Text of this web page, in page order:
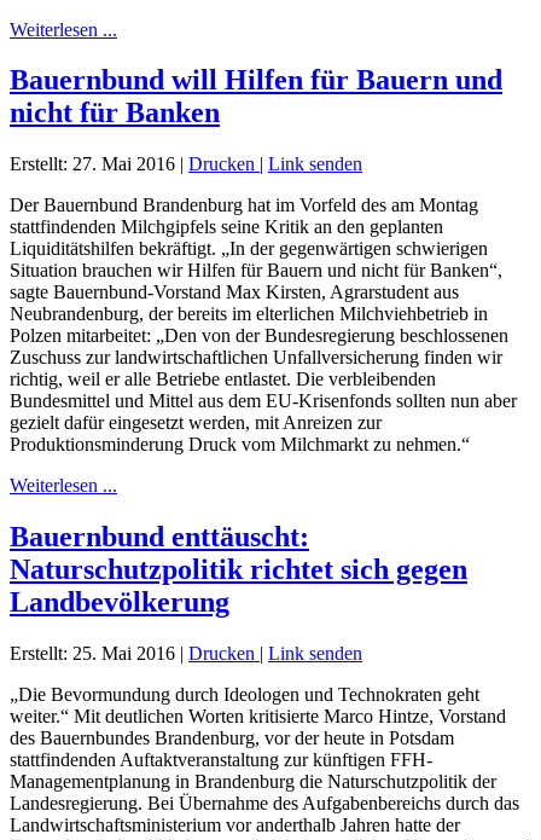
Weiterlesen ...
Bauernbund will Hilfen für Bauern und
nicht für Banken
Erstellt: 27. Mai 2016 | Drucken | Link senden
Der Bauernbund Brandenburg hat im Vorfeld des am Montag
stattfindenden Milchgipfels seine Kritik an den geplanten
Liquiditätshilfen bekräftigt. „In der gegenwärtigen schwierigen
Situation brauchen wir Hilfen für Bauern und nicht für Banken“,
sagte Bauernbund-Vorstand Max Kirsten, Agrarstudent aus
Neubrandenburg, der bereits im elterlichen Milchviehbetrieb in
Polzen mitarbeitet: „Den von der Bundesregierung beschlossenen
Zuschuss zur landwirtschaftlichen Unfallversicherung finden wir
richtig, weil er alle Betriebe entlastet. Die verbleibenden
Bundesmittel und Mittel aus dem EU-Krisenfonds sollten nun aber
gezielt dafür eingesetzt werden, mit Anreizen zur
Produktionsminderung Druck vom Milchmarkt zu nehmen.“
Weiterlesen ...
Bauernbund enttäuscht:
Naturschutzpolitik richtet sich gegen
Landbevölkerung
Erstellt: 25. Mai 2016 | Drucken | Link senden
„Die Bevormundung durch Ideologen und Technokraten geht
weiter.“ Mit deutlichen Worten kritisierte Marco Hintze, Vorstand
des Bauernbundes Brandenburg, vor der heute in Potsdam
stattfindenden Auftaktveranstaltung zur künftigen FFH-
Managementplanung in Brandenburg die Naturschutzpolitik der
Landesregierung. Bei Übernahme des Aufgabenbereichs durch das
Landwirtschaftsministerium vor anderthalb Jahren hatte der